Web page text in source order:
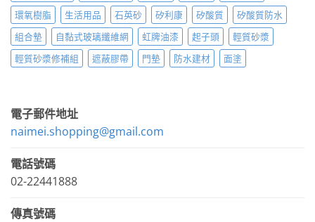
環氧樹脂
生活用品 石英砂 矽利康 矽酸質
矽酸質防水
組合墊
自黏式玻璃纖維網 虹牌油漆 起子頭
輕質砂漿
輕質砂漿修補組
遮蔽膠帶 門墊 防水建材 面塗
電子郵件地址
naimei.shopping@gmail.com
電話號碼
02-22441888
傳真號碼